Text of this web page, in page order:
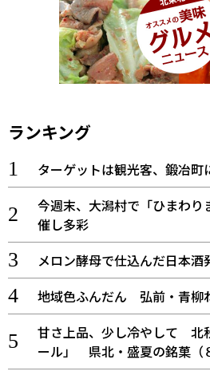
ランキング
ターゲットは観光客、鍛冶町
今週末、大潟村で「ひまわ
催し多彩
メロン酵母で仕込んだ日本酒
地域色ふんだん 弘前・青柳
甘さ上品、少し冷やして 北
ール」 県北・盛夏の銘菓（